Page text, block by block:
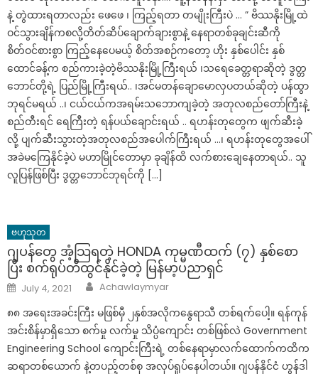
နဲ့ တွဲထားရတာလည်း ဖေဖေ ၊ ကြည့်ရတာ တမျိုးကြီးပဲ … ” ဗိဿနိုးမြို့ထဲ
ဝင်သွားချိန်ကစလို့တိတ်ဆိပ်ချောက်ချားစွာနဲ့ နေရာတစ်ခုချင်းဆီကို
စိတ်ဝင်စားစွာ ကြည့်နေပေမယ့် စိတ်အစဉ်ကတော့ ဟိုး နှစ်ပေါင်း နှစ်
ထောင်ခန့်က စည်ကားခဲ့တဲ့ဗိဿနိုးမြို့ကြီးရယ် ၊သရေခေတ္တရာဆိုတဲ့ ဒွတ္တ
ဘောင်တို့ရဲ့ ပြည်မြို့ကြီးရယ်.. ၊အင်မတန်ချောမောလှပတယ်ဆိုတဲ့ ပန်ထွာ
ဘုရင်မရယ် ..၊ ငယ်ငယ်ကအရမ်းသဘောကျခဲ့တဲ့ အတုလစည်တော်ကြီးနဲ့
စည်တီးရင် ရေကြီးတဲ့ ရန်ပယ်ချောင်းရယ် .. ရဟန်းတုတွေက ဖျက်ဆီးခဲ့
လို့ ပျက်ဆီးသွားတဲ့အတုလစည်အပေါက်ကြီးရယ် …၊ ရဟန်းတုတွေအပေါ်
အခဲမကြေနိုင်ခဲ့ပဲ မဟာမြိုင်တောမှာ ခုချိန်ထိ လက်စားချေနေတာရယ်.. သူ
လူပြန်ဖြစ်ပြီး ဒွတ္တဘောင်ဘုရင်ကို […]
ဗဟုသုတ
ဂျပန်တွေ အံ့သြရတဲ့ HONDA ကုမ္မဏီထက် (၇) နှစ်စော
ပြီး စက်ရုပ်တီထွင်နိုင်ခဲ့တဲ့ မြန်မာ့ပညာရှင်
Posted
on
July 4, 2021 Author
Achawlaymyar
၈၈ အရေးအခင်းကြီး မဖြစ်မှီ ၂နှစ်အလိုကနွေရာသီ တစ်ရက်ပေါ့။ ရန်ကုန်
အင်းစိန်မှာရှိသော စက်မှု လက်မှု သိပ္ပံကျောင်း တစ်ဖြစ်လဲ Government
Engineering School ကျောင်းကြီးရဲ့ တစ်နေရာမှာလက်ထောက်ကထိက
ဆရာတစ်ယောက် နဲ့တပည့်တစ်စု အလုပ်ရှုပ်နေပါတယ်။ ဂျပန်နိုင်ငံ ဟွန်ဒါ